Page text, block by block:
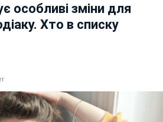
особливі зміни для
Хто в списку